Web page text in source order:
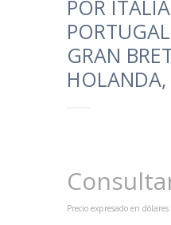
POR
GRAN
HOLANDA,
Precio expresado en